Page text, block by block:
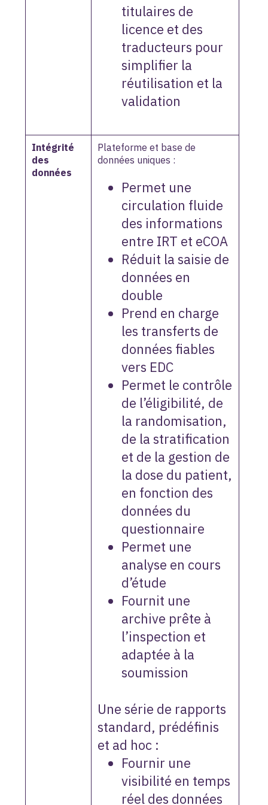
titulaires de
licence et des
traducteurs pour
simplifier la
réutilisation et la
validation
Intégrité
des
données
Plateforme et base de
données uniques :
Permet une
circulation fluide
des informations
entre IRT et eCOA
Réduit la saisie de
données en
double
Prend en charge
les transferts de
données fiables
vers EDC
Permet le contrôle
de l’éligibilité, de
la randomisation,
de la stratification
et de la gestion de
la dose du patient,
en fonction des
données du
questionnaire
Permet une
analyse en cours
d’étude
Fournit une
archive prête à
l’inspection et
adaptée à la
soumission
Une série de rapports
standard, prédéfinis
et ad hoc :
Fournir une
visibilité en temps
réel des données